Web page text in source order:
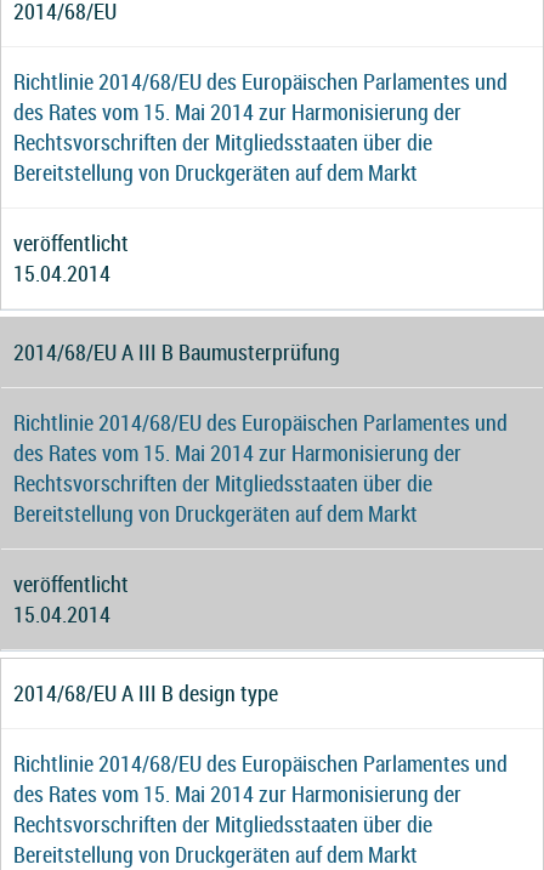
2014/68/EU
Richtlinie 2014/68/EU des Europäischen Parlamentes und
des Rates vom 15. Mai 2014 zur Harmonisierung der
Rechtsvorschriften der Mitgliedsstaaten über die
Bereitstellung von Druckgeräten auf dem Markt
veröffentlicht
15.04.2014
2014/68/EU A III B Baumusterprüfung
Richtlinie 2014/68/EU des Europäischen Parlamentes und
des Rates vom 15. Mai 2014 zur Harmonisierung der
Rechtsvorschriften der Mitgliedsstaaten über die
Bereitstellung von Druckgeräten auf dem Markt
veröffentlicht
15.04.2014
2014/68/EU A III B design type
Richtlinie 2014/68/EU des Europäischen Parlamentes und
des Rates vom 15. Mai 2014 zur Harmonisierung der
Rechtsvorschriften der Mitgliedsstaaten über die
Bereitstellung von Druckgeräten auf dem Markt